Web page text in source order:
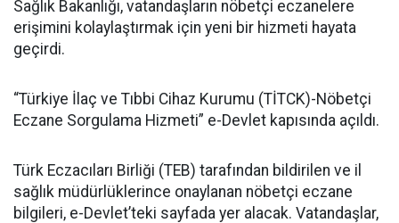
Sağlık Bakanlığı, vatandaşların nöbetçi eczanelere
erişimini kolaylaştırmak için yeni bir hizmeti hayata
geçirdi.
“Türkiye İlaç ve Tıbbi Cihaz Kurumu (TİTCK)-Nöbetçi
Eczane Sorgulama Hizmeti” e-Devlet kapısında açıldı.
Türk Eczacıları Birliği (TEB) tarafından bildirilen ve il
sağlık müdürlüklerince onaylanan nöbetçi eczane
bilgileri, e-Devlet’teki sayfada yer alacak. Vatandaşlar,